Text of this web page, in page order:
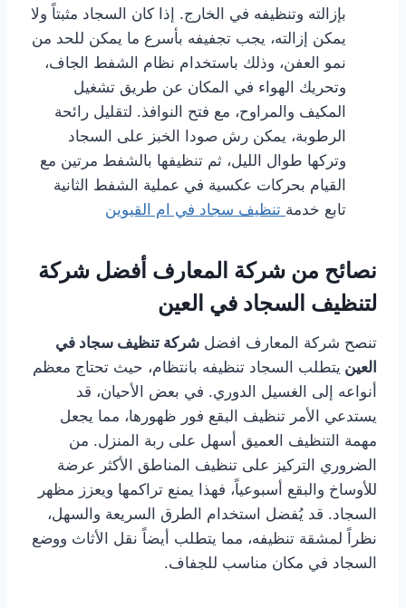
بإزالته وتنظيفه في الخارج. إذا كان السجاد مثبتاً ولا
يمكن إزالته، يجب تجفيفه بأسرع ما يمكن للحد من
نمو العفن، وذلك باستخدام نظام الشفط الجاف،
وتحريك الهواء في المكان عن طريق تشغيل
المكيف والمراوح، مع فتح النوافذ. لتقليل رائحة
الرطوبة، يمكن رش صودا الخبز على السجاد
وتركها طوال الليل، ثم تنظيفها بالشفط مرتين مع
القيام بحركات عكسية في عملية الشفط الثانية
تابع خدمة تنظيف سجاد في ام القيوين
نصائح من شركة المعارف أفضل شركة
لتنظيف السجاد في العين
تنصح شركة المعارف افضل شركة تنظيف سجاد في
العين يتطلب السجاد تنظيفه بانتظام، حيث تحتاج معظم
أنواعه إلى الغسيل الدوري. في بعض الأحيان، قد
يستدعي الأمر تنظيف البقع فور ظهورها، مما يجعل
مهمة التنظيف العميق أسهل على ربة المنزل. من
الضروري التركيز على تنظيف المناطق الأكثر عرضة
للأوساخ والبقع أسبوعياً، فهذا يمنع تراكمها ويعزز مظهر
السجاد. قد يُفضل استخدام الطرق السريعة والسهل،
نظراً لمشقة تنظيفه، مما يتطلب أيضاً نقل الأثاث ووضع
السجاد في مكان مناسب للجفاف.